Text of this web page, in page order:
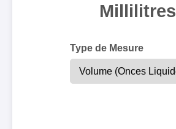
Millilitres
Type de Mesure